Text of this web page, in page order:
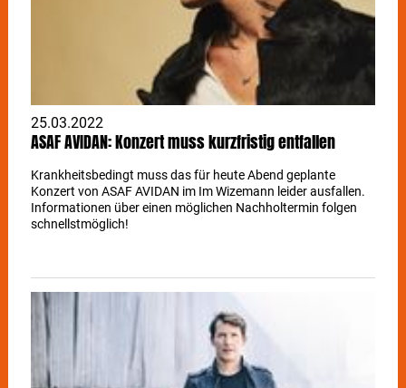
25.03.2022
ASAF AVIDAN: Konzert muss kurzfristig entfallen
Krankheitsbedingt muss das für heute Abend geplante
Konzert von ASAF AVIDAN im Im Wizemann leider ausfallen.
Informationen über einen möglichen Nachholtermin folgen
schnellstmöglich!